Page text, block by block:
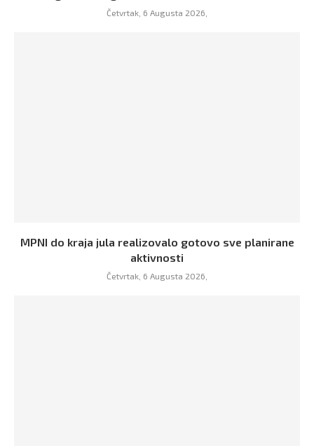
Četvrtak, 6 Augusta 2026,
MPNI do kraja jula realizovalo gotovo sve planirane
aktivnosti
Četvrtak, 6 Augusta 2026,